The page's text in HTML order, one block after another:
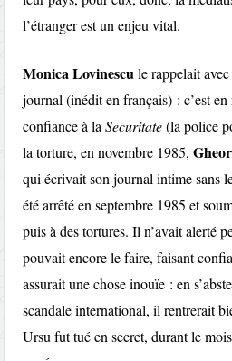
l’étranger est un enjeu vital.
Monica Lovinescule rappelait
journal (inédit en français) : c’est
confiance à laSecuritate(la police
la torture, en novembre 1985,
qui écrivait son journal intime sans
été arrêté en septembre 1985 et
puis à des tortures. Il n’avait alerté
pouvait encore le faire, faisant
assurait une chose inouïe : en
scandale international, il rentrerait
Ursu fut tué en secret, durant le